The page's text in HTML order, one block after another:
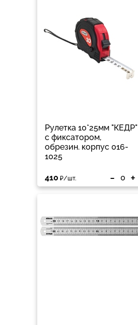
Рулетка 10*25мм "КЕДР"
с фиксатором,
обрезин. корпус 016-
1025
410 ₽/шт. - +